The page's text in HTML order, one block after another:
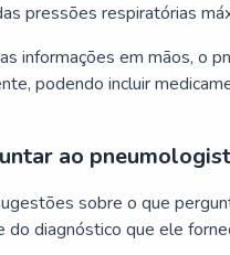
pressões respiratórias
informações em mãos, o
podendo incluir
ao
sobre o que
do diagnóstico que ele